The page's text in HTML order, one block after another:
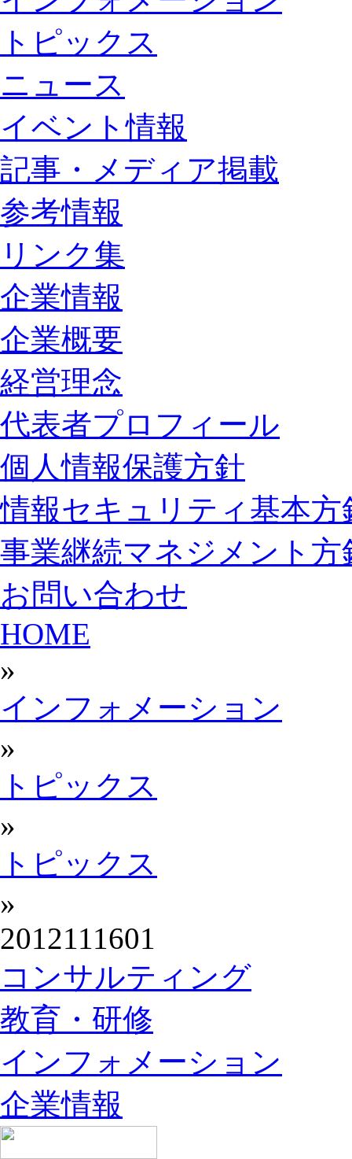
トピックス
ニュース
イベント情報
記事・メディア掲載
参考情報
リンク集
企業情報
企業概要
経営理念
代表者プロフィール
個人情報保護方針
情報セキュリティ基本方
事業継続マネジメント方
お問い合わせ
HOME
»
インフォメーション
»
トピックス
»
トピックス
»
2012111601
コンサルティング
教育・研修
インフォメーション
企業情報